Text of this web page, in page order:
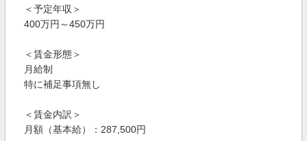
＜予定年収＞
400万円～450万円
＜賃金形態＞
月給制
特に補足事項無し
＜賃金内訳＞
月額（基本給）：287,500円